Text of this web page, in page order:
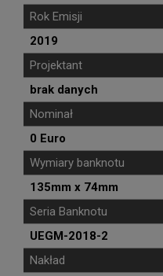
Rok Emisji
2019
Projektant
brak danych
Nominał
0 Euro
Wymiary banknotu
135mm x 74mm
Seria Banknotu
UEGM-2018-2
Nakład